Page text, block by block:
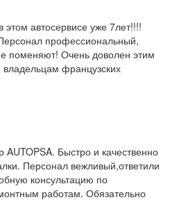
автосервисе уже 7лет!!!!
профессиональный,
поменяют! Очень доволен этим
французских
AUTOPSA. Быстро и качественно
Персонал вежливый,ответили
консультацию по
работам. Обязательно